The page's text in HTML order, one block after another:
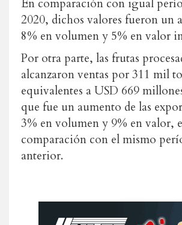
En comparación con igual
2020, dichos valores fueron un
8% en volumen y 5% en valor
Por otra parte, las frutas
alcanzaron ventas por 311 mil
equivalentes a USD 669
que fue un aumento de las
3% en volumen y 9% en valor,
comparación con el mismo
anterior.